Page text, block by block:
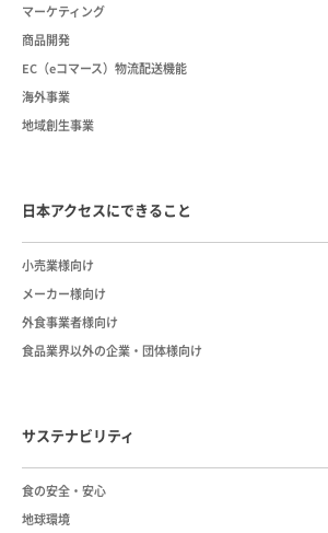
マーケティング
商品開発
EC（eコマース）物流配送機能
海外事業
地域創生事業
日本アクセスにできること
小売業様向け
メーカー様向け
外食事業者様向け
食品業界以外の企業・団体様向け
サステナビリティ
⾷の安全・安⼼
地球環境